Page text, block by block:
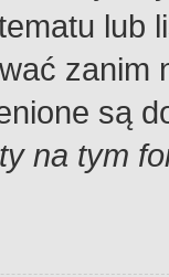
lub
są
na tym